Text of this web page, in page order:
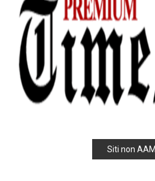
Siti non